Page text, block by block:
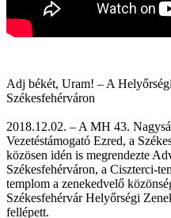
Adj békét, Uram! – A
Székesfehérváron
2018.12.02. – A MH 43.
Vezetéstámogató Ezred, a
közösen idén is megrendezte
Székesfehérváron, a Ciszterci-
templom a zenekedvelő
Székesfehérvár Helyőrségi
fellépett.